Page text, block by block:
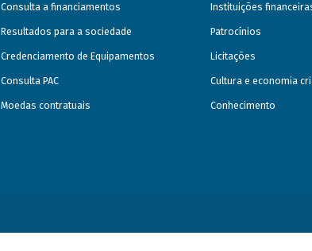
Consulta a financiamentos
Resultados para a sociedade
Credenciamento de Equipamentos
Consulta PAC
Moedas contratuais
Instituições
Patrocínios
Licitações
Cultura e economia
Conhecimento